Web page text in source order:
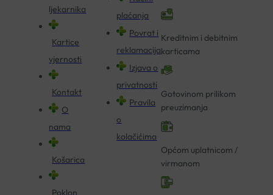
ljekarnika
Kartice
vjernosti
Kontakt
O
nama
Košarica
Poklon
plaćanja
Povrat i
reklamacija
Izjava o
privatnosti
Pravila
o
kolačićima
Kreditnim i debitnim
karticama
Gotovinom prilikom
preuzimanja
Općom uplatnicom /
virmanom